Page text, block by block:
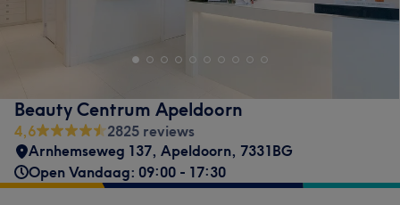
Beauty Centrum Apeldoorn
4,6
2825 reviews
Arnhemseweg 137, Apeldoorn, 7331BG
Open Vandaag: 09:00 - 17:30